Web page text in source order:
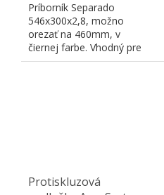
Príborník Separado
546x300x2,8, možno
orezať na 460mm, v
čiernej farbe. Vhodný pre
kombináciu s
Protiskluzová